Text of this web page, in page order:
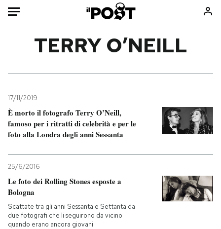
Mondo
Politica
Tecnologia
Internet
Scienza
Cultura
Economia
Sport
Consumismi
Storie/Idee
Media
Mondiali calcio 2026
TERRY O’NEILL
17/11/2019
È morto il fotografo Terry O’Neill,
famoso per i ritratti di celebrità e per le
foto alla Londra degli anni Sessanta
25/6/2016
Le foto dei Rolling Stones esposte a
Bologna
Scattate tra gli anni Sessanta e Settanta da
due fotografi che li seguirono da vicino
quando erano ancora giovani